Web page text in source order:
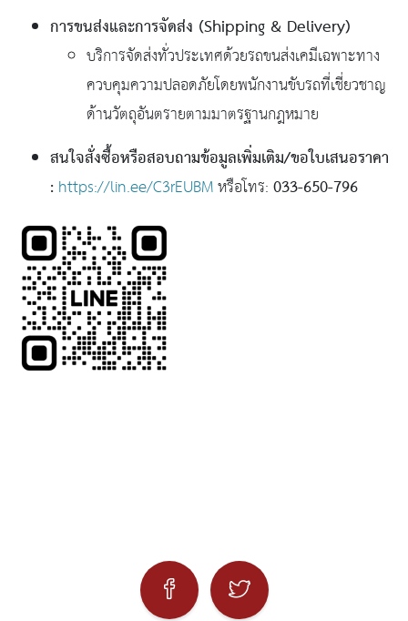
การขนส่งและการจัดส่ง (Shipping & Delivery)
บริการจัดส่งทั่วประเทศด้วยรถขนส่งเคมีเฉพาะทาง
ควบคุมความปลอดภัยโดยพนักงานขับรถที่เชี่ยวชาญ
ด้านวัตถุอันตรายตามมาตรฐานกฎหมาย
สนใจสั่งซื้อหรือสอบถามข้อมูลเพิ่มเติม/ขอใบเสนอราคา
:https://lin.ee/C3rEUBMหรือโทร:033-650-796